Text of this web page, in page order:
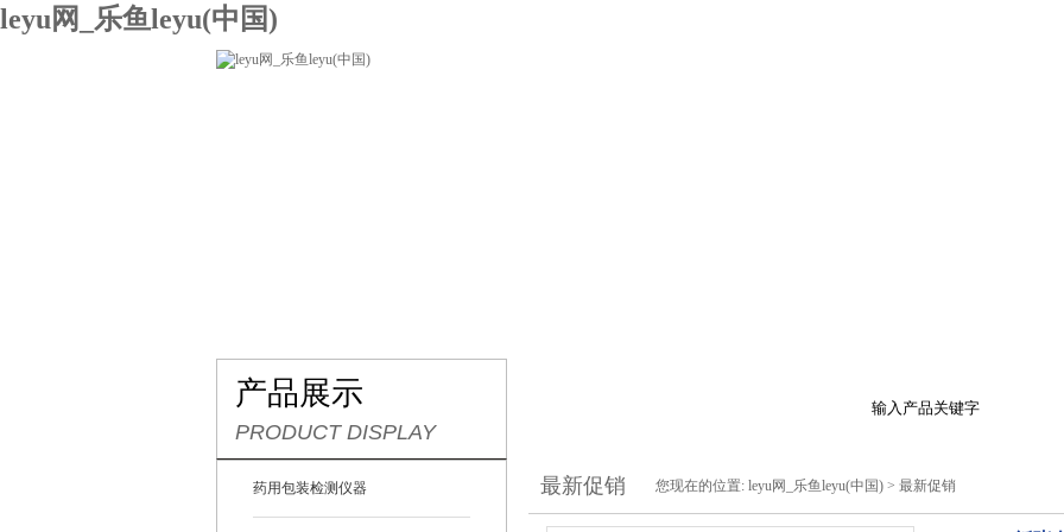
leyu网_乐鱼leyu(中国)
产品展示
PRODUCT DISPLAY
药用包装检测仪器 最新促销 您现在的位置: leyu网_乐鱼leyu(中国) > 最新促销